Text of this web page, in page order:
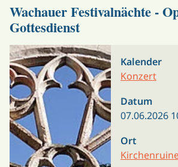
Wachauer Festivalnächte -
Gottesdienst
Kalender
Konzert
Datum
07.06.2026
Ort